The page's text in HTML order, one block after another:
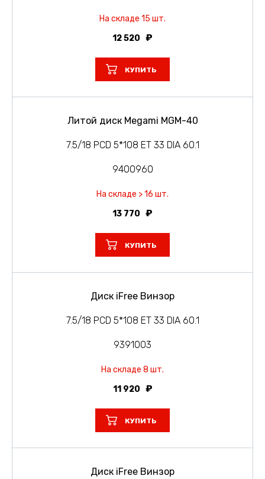
На складе 15 шт.
12 520
КУПИТЬ
Литой диск Megami MGM-40
7.5/18 PCD 5*108 ET 33 DIA 60.1
9400960
На складе > 16 шт.
13 770
КУПИТЬ
Диск iFree Винзор
7.5/18 PCD 5*108 ET 33 DIA 60.1
9391003
На складе 8 шт.
11 920
КУПИТЬ
Диск iFree Винзор